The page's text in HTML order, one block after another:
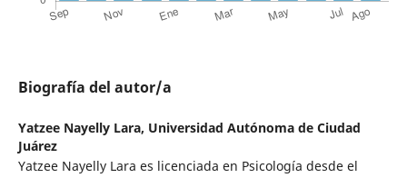
Biografía del autor/a
Yatzee Nayelly Lara, Universidad Autónoma de Ciudad
Juárez
Yatzee Nayelly Lara es licenciada en Psicología desde el